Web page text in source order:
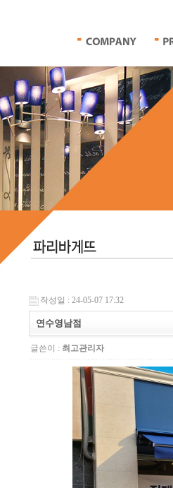
작성일 : 24-05-07 17:32
연수영남점
글쓴이 : 최고관리자